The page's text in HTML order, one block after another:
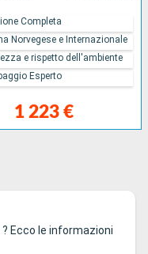
1 223 €
Completa
Norvegese e Internazionale
e rispetto dell'ambiente
Esperto
Ecco le informazioni